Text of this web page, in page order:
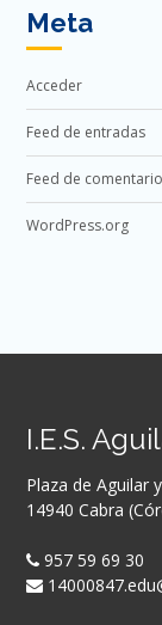
Meta
Acceder
Feed de entradas
Feed de
WordPress.org
I.E.S.
Plaza de Aguilar
14940 Cabra
957 59 69 30